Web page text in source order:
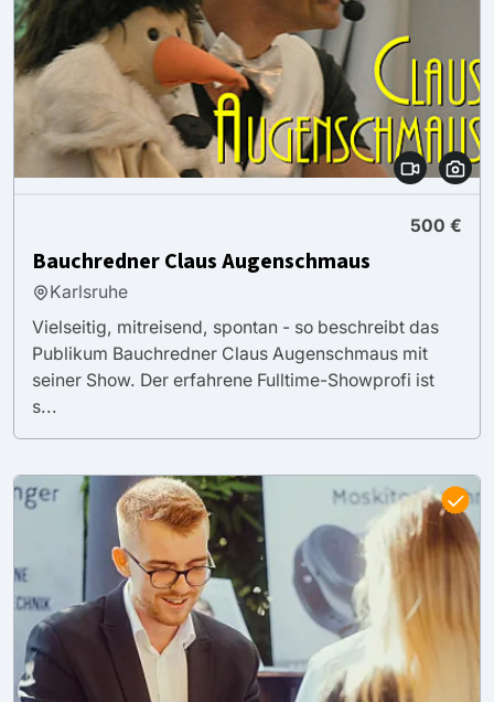
500 €
Bauchredner Claus Augenschmaus
Karlsruhe
Vielseitig, mitreisend, spontan - so beschreibt das
Publikum Bauchredner Claus Augenschmaus mit
seiner Show. Der erfahrene Fulltime-Showprofi ist
s...